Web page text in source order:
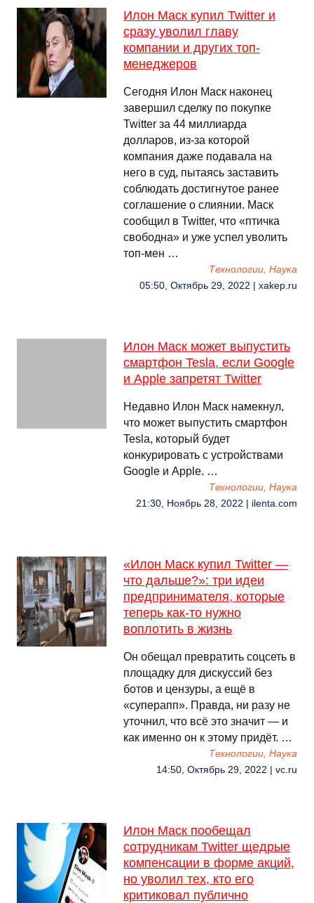
Илон Маск купил Twitter и
сразу уволил главу
компании и других топ-
менеджеров
Сегодня Илон Маск наконец
завершил сделку по покупке
Twitter за 44 миллиарда
долларов, из-за которой
компания даже подавала на
него в суд, пытаясь заставить
соблюдать достигнутое ранее
соглашение о слиянии. Маск
сообщил в Twitter, что «птичка
свободна» и уже успел уволить
топ-мен …
Технологии, Наука
05:50, Октябрь 29, 2022 | xakep.ru
Илон Маск может выпустить
смартфон Tesla, если Google
и Apple запретят Twitter
Недавно Илон Маск намекнул,
что может выпустить смартфон
Tesla, который будет
конкурировать с устройствами
Google и Apple. …
Технологии, Наука
21:30, Ноябрь 28, 2022 | ilenta.com
«Илон Маск купил Twitter —
что дальше?»: три идеи
предпринимателя, которые
теперь как-то нужно
воплотить в жизнь
Он обещал превратить соцсеть в
площадку для дискуссий без
ботов и цензуры, а ещё в
«суперапп». Правда, ни разу не
уточнил, что всё это значит — и
как именно он к этому придёт. …
Технологии, Наука
14:50, Октябрь 29, 2022 | vc.ru
Илон Маск пообещал
сотрудникам Twitter щедрые
компенсации в форме акций,
но уволил тех, кто его
критиковал публично